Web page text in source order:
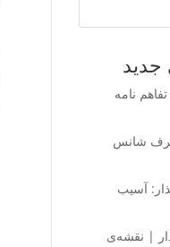
جدید
نامه
شانس
آسیب
| نقشه‌ی